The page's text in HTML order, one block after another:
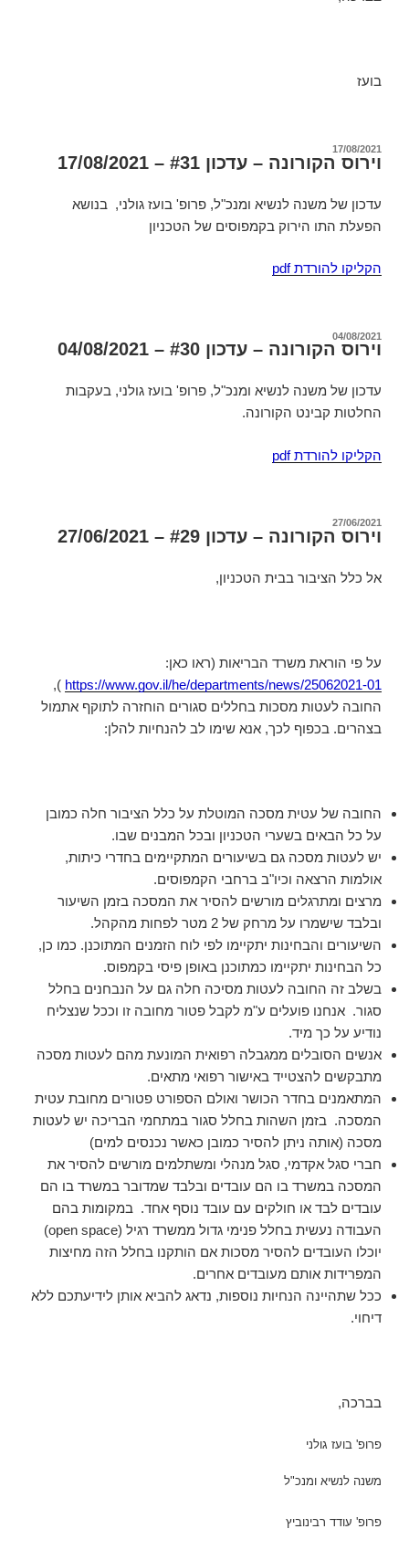
בועז
פורסם
17/08/2021
וירוס הקורונה – עדכון #31 – 17/08/2021
עדכון של משנה לנשיא ומנכ"ל, פרופ' בועז גולני, בנושא
הפעלת התו הירוק בקמפוסים של הטכניון
הקליקו להורדת pdf
פורסם
04/08/2021
וירוס הקורונה – עדכון #30 – 04/08/2021
עדכון של משנה לנשיא ומנכ"ל, פרופ' בועז גולני, בעקבות
החלטות קבינט הקורונה.
הקליקו להורדת pdf
פורסם
27/06/2021
וירוס הקורונה – עדכון #29 – 27/06/2021
אל כלל הציבור בבית הטכניון,
על פי הוראת משרד הבריאות (ראו כאן:
https://www.gov.il/he/departments/news/25062021-01
),
החובה לעטות מסכות בחללים סגורים הוחזרה לתוקף אתמול
בצהרים. בכפוף לכך, אנא שימו לב להנחיות להלן:
החובה של עטית מסכה המוטלת על כלל הציבור חלה כמובן
על כל הבאים בשערי הטכניון ובכל המבנים שבו.
יש לעטות מסכה גם בשיעורים המתקיימים בחדרי כיתות,
אולמות הרצאה וכיו"ב ברחבי הקמפוסים.
מרצים ומתרגלים מורשים להסיר את המסכה בזמן השיעור
ובלבד שישמרו על מרחק של 2 מטר לפחות מהקהל.
השיעורים והבחינות יתקיימו לפי לוח הזמנים המתוכנן. כמו כן,
כל הבחינות יתקיימו כמתוכנן באופן פיסי בקמפוס.
בשלב זה החובה לעטות מסיכה חלה גם על הנבחנים בחלל
סגור. אנחנו פועלים ע"מ לקבל פטור מחובה זו וככל שנצליח
נודיע על כך מיד.
אנשים הסובלים ממגבלה רפואית המונעת מהם לעטות מסכה
מתבקשים להצטייד באישור רפואי מתאים.
המתאמנים בחדר הכושר ואולם הספורט פטורים מחובת עטית
המסכה. בזמן השהות בחלל סגור במתחמי הבריכה יש לעטות
מסכה (אותה ניתן להסיר כמובן כאשר נכנסים למים)
חברי סגל אקדמי, סגל מנהלי ומשתלמים מורשים להסיר את
המסכה במשרד בו הם עובדים ובלבד שמדובר במשרד בו הם
עובדים לבד או חולקים עם עובד נוסף אחד. במקומות בהם
העבודה נעשית בחלל פנימי גדול ממשרד רגיל (open space)
יוכלו העובדים להסיר מסכות אם הותקנו בחלל הזה מחיצות
המפרידות אותם מעובדים אחרים.
ככל שתהיינה הנחיות נוספות, נדאג להביא אותן לידיעתכם ללא
דיחוי.
בברכה,
פרופ' בועז גולני
משנה לנשיא ומנכ"ל
פרופ' עודד רבינוביץ